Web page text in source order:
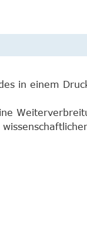
in einem